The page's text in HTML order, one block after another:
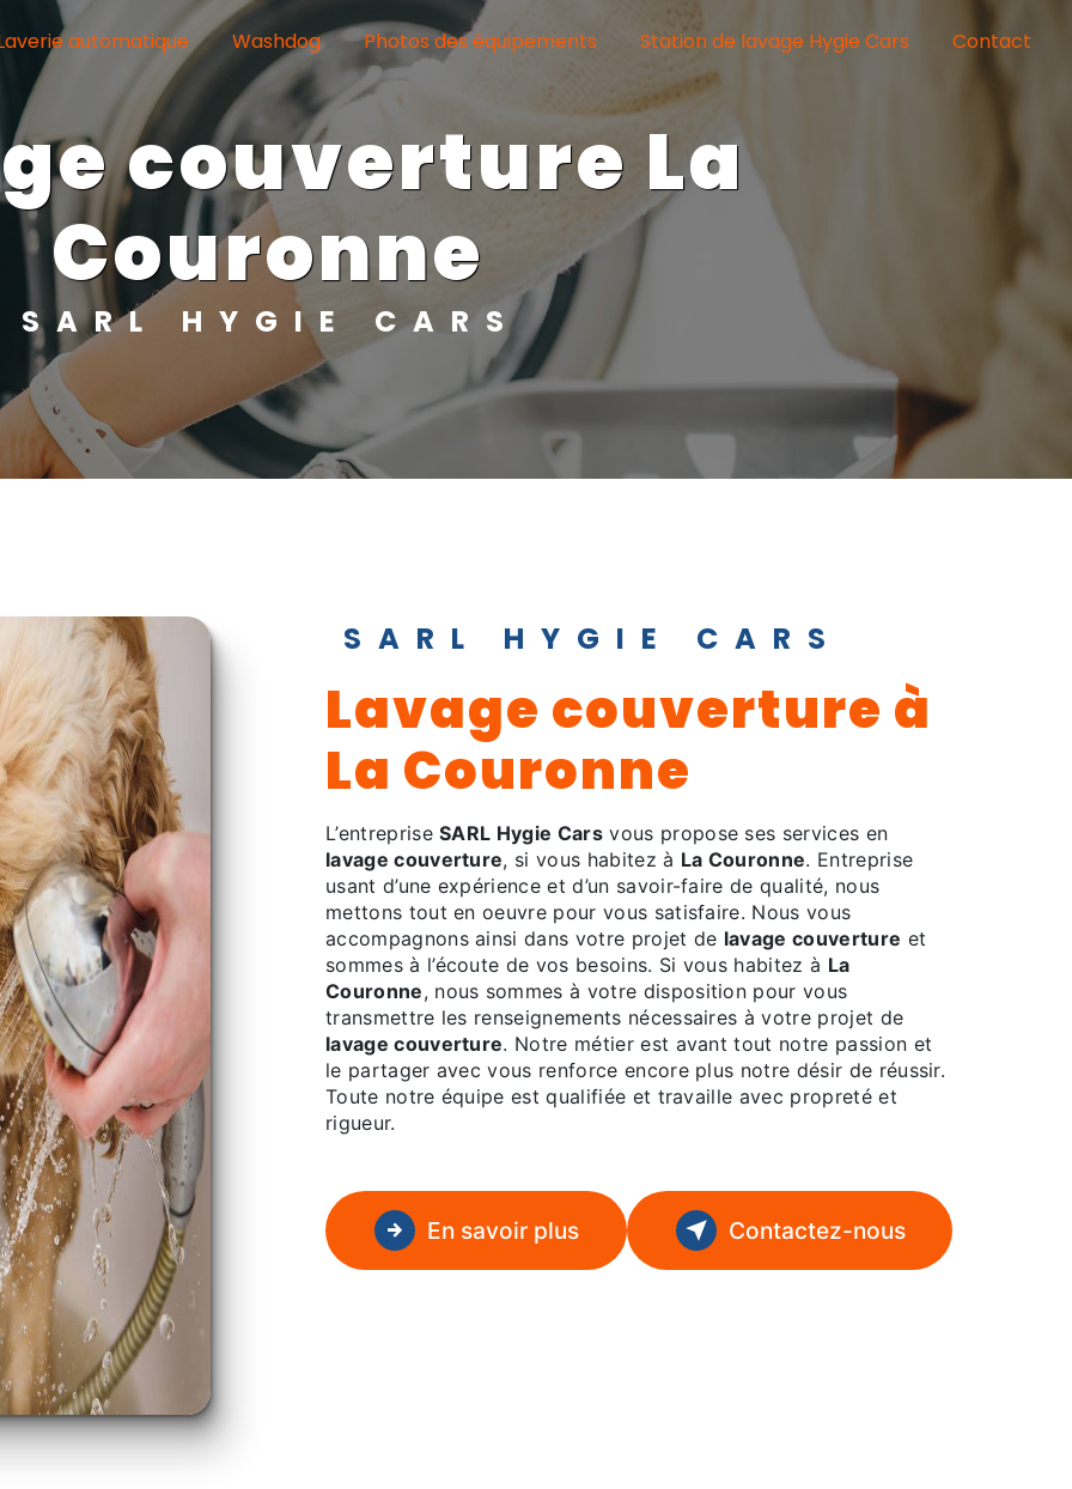
automatique Washdog Photos des équipements Station de lavage Hygie Cars Contact
Couronne
SARL HYGIE CARS
SARL HYGIE CARS
lavage couverture à
La Couronne
L’entrepriseSARL Hygie Carsvous propose ses services en
lavage couverture, si vous habitez à La Couronne. Entreprise
usant d’une expérience et d’un savoir-faire de qualité, nous
mettons tout en oeuvre pour vous satisfaire. Nous vous
accompagnons ainsi dans votre projet de lavage couverture et
sommes à l’écoute de vos besoins. Si vous habitez à La
Couronne, nous sommes à votre disposition pour vous
transmettre les renseignements nécessaires à votre projet de
lavage couverture. Notre métier est avant tout notre passion et
le partager avec vous renforce encore plus notre désir de réussir.
Toute notre équipe est qualifiée et travaille avec propreté et
rigueur.
En savoir plus Contactez-nous